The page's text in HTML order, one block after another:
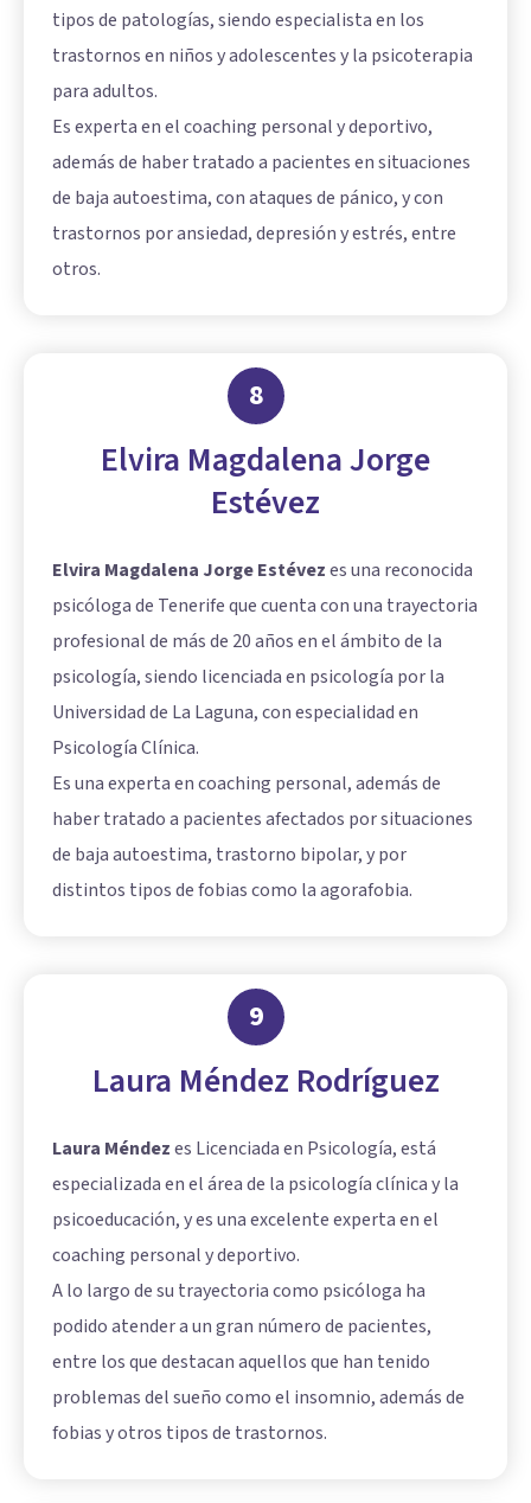
tipos de patologías, siendo especialista en los
trastornos en niños y adolescentes y la psicoterapia
para adultos.
Es experta en el coaching personal y deportivo,
además de haber tratado a pacientes en situaciones
de baja autoestima, con ataques de pánico, y con
trastornos por ansiedad, depresión y estrés, entre
otros.
8
Elvira Magdalena Jorge
Estévez
Elvira Magdalena Jorge Estévezes una reconocida
psicóloga de Tenerife que cuenta con una trayectoria
profesional de más de 20 años en el ámbito de la
psicología, siendo licenciada en psicología por la
Universidad de La Laguna, con especialidad en
Psicología Clínica.
Es una experta en coaching personal, además de
haber tratado a pacientes afectados por situaciones
de baja autoestima, trastorno bipolar, y por
distintos tipos de fobias como la agorafobia.
9
Laura Méndez Rodríguez
Laura Méndezes Licenciada en Psicología, está
especializada en el área de la psicología clínica y la
psicoeducación, y es una excelente experta en el
coaching personal y deportivo.
A lo largo de su trayectoria como psicóloga ha
podido atender a un gran número de pacientes,
entre los que destacan aquellos que han tenido
problemas del sueño como el insomnio, además de
fobias y otros tipos de trastornos.